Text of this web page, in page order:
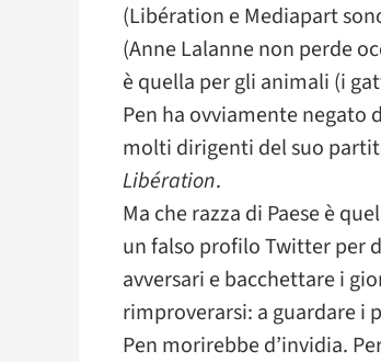
(Libération e Mediapart
(Anne Lalanne non perde
è quella per gli animali (i
Pen ha ovviamente negato
molti dirigenti del suo
Libération.
Ma che razza di Paese è
un falso profilo Twitter per
avversari e bacchettare i
rimproverarsi: a guardare i
Pen morirebbe d’invidia.